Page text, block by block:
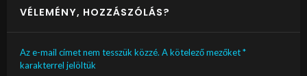
VÉLEMÉNY, HOZZÁSZÓLÁS?
Az e-mail címet nem tesszük közzé. A kötelező mezőket*
karakterrel jelöltük